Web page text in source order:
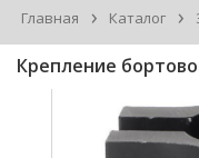
Главная › Каталог ›
Крепление